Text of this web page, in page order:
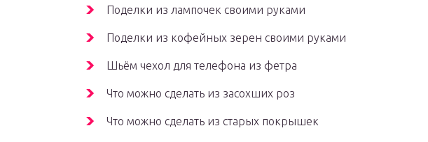
Поделки из лампочек своими руками
Поделки из кофейных зерен своими руками
Шьём чехол для телефона из фетра
Что можно сделать из засохших роз
Что можно сделать из старых покрышек